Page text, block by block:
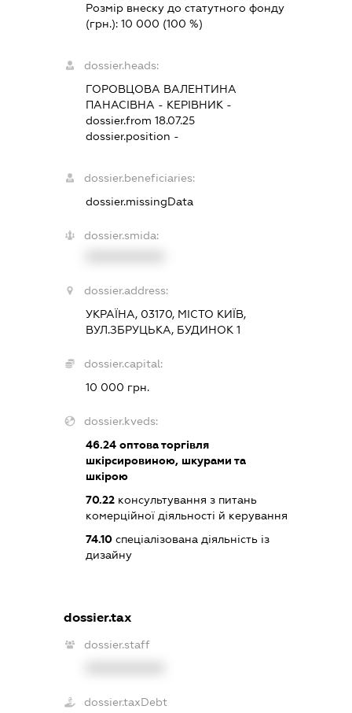
Розмір внеску до статутного фонду
(грн.): 10 000 (100 %)
dossier.heads:
ГОРОВЦОВА ВАЛЕНТИНА
ПАНАСІВНА - КЕРІВНИК-
dossier.from 18.07.25
dossier.position -
dossier.beneficiaries:
dossier.missingData
dossier.smida:
dossier.address:
УКРАЇНА, 03170, МІСТО КИЇВ,
ВУЛ.ЗБРУЦЬКА, БУДИНОК 1
dossier.capital:
10 000 грн.
dossier.kveds:
46.24оптова торгівля
шкірсировиною, шкурами та
шкірою
70.22консультування з питань
комерційної діяльності й керування
74.10спеціалізована діяльність із
дизайну
dossier.tax
dossier.staff
dossier.taxDebt